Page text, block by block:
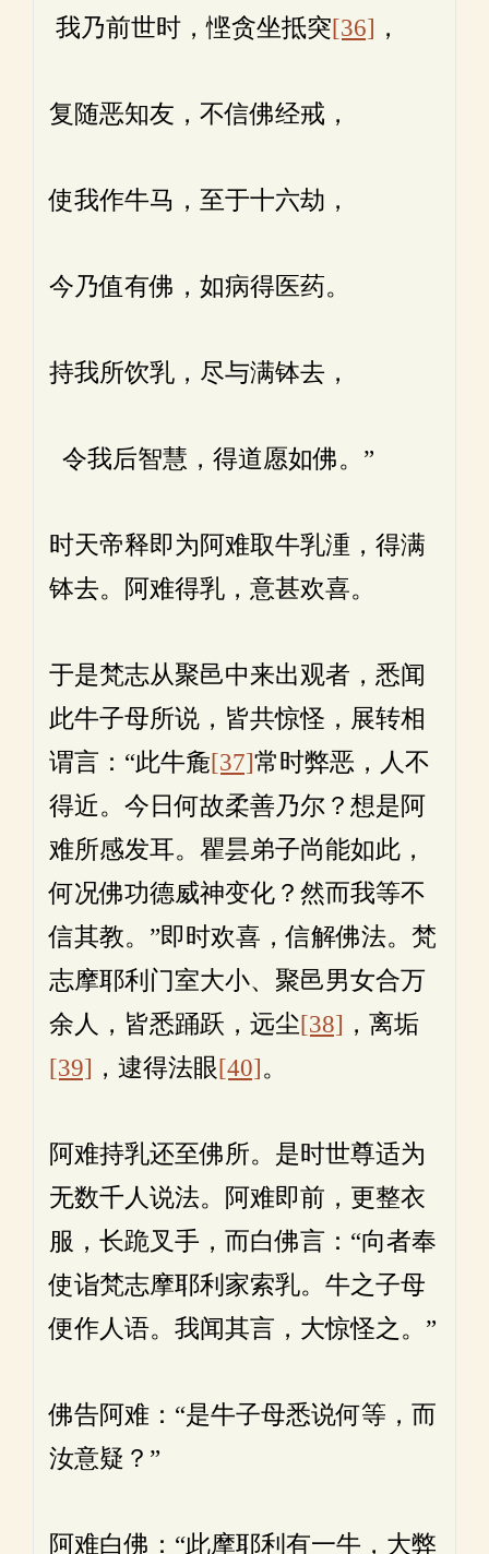
我乃前世时，悭贪坐抵突[36] ，
复随恶知友，不信佛经戒，
使我作牛马，至于十六劫，
今乃值有佛，如病得医药。
持我所饮乳，尽与满钵去，
令我后智慧，得道愿如佛。”
时天帝释即为阿难取牛乳湩，得满
钵去。阿难得乳，意甚欢喜。
于是梵志从聚邑中来出观者，悉闻
此牛子母所说，皆共惊怪，展转相
谓言：“此牛麁[37]常时弊恶，人不
得近。今日何故柔善乃尔？想是阿
难所感发耳。瞿昙弟子尚能如此，
何况佛功德威神变化？然而我等不
信其教。”即时欢喜，信解佛法。梵
志摩耶利门室大小、聚邑男女合万
余人，皆悉踊跃，远尘[38] ，离垢
[39] ，逮得法眼[40]。
阿难持乳还至佛所。是时世尊适为
无数千人说法。阿难即前，更整衣
服，长跪叉手，而白佛言：“向者奉
使诣梵志摩耶利家索乳。牛之子母
便作人语。我闻其言，大惊怪之。”
佛告阿难：“是牛子母悉说何等，而
汝意疑？”
阿难白佛：“此摩耶利有一牛，大弊